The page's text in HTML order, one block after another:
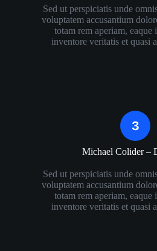
Sed ut perspiciatis unde
voluptatem accusantium
totam rem aperiam, eaque
inventore veritatis et quasi
Michael Colider –
Sed ut perspiciatis unde
voluptatem accusantium
totam rem aperiam, eaque
inventore veritatis et quasi